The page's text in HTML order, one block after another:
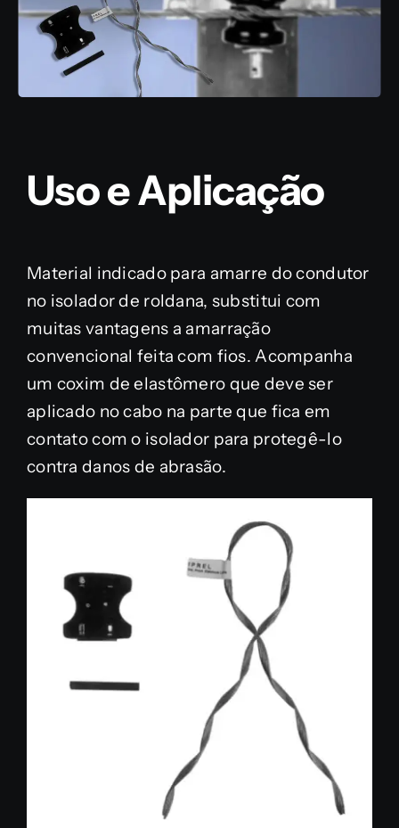
Uso e Aplicação
Material indicado para amarre do condutor
no isolador de roldana, substitui com
muitas vantagens a amarração
convencional feita com fios. Acompanha
um coxim de elastômero que deve ser
aplicado no cabo na parte que fica em
contato com o isolador para protegê-lo
contra danos de abrasão.